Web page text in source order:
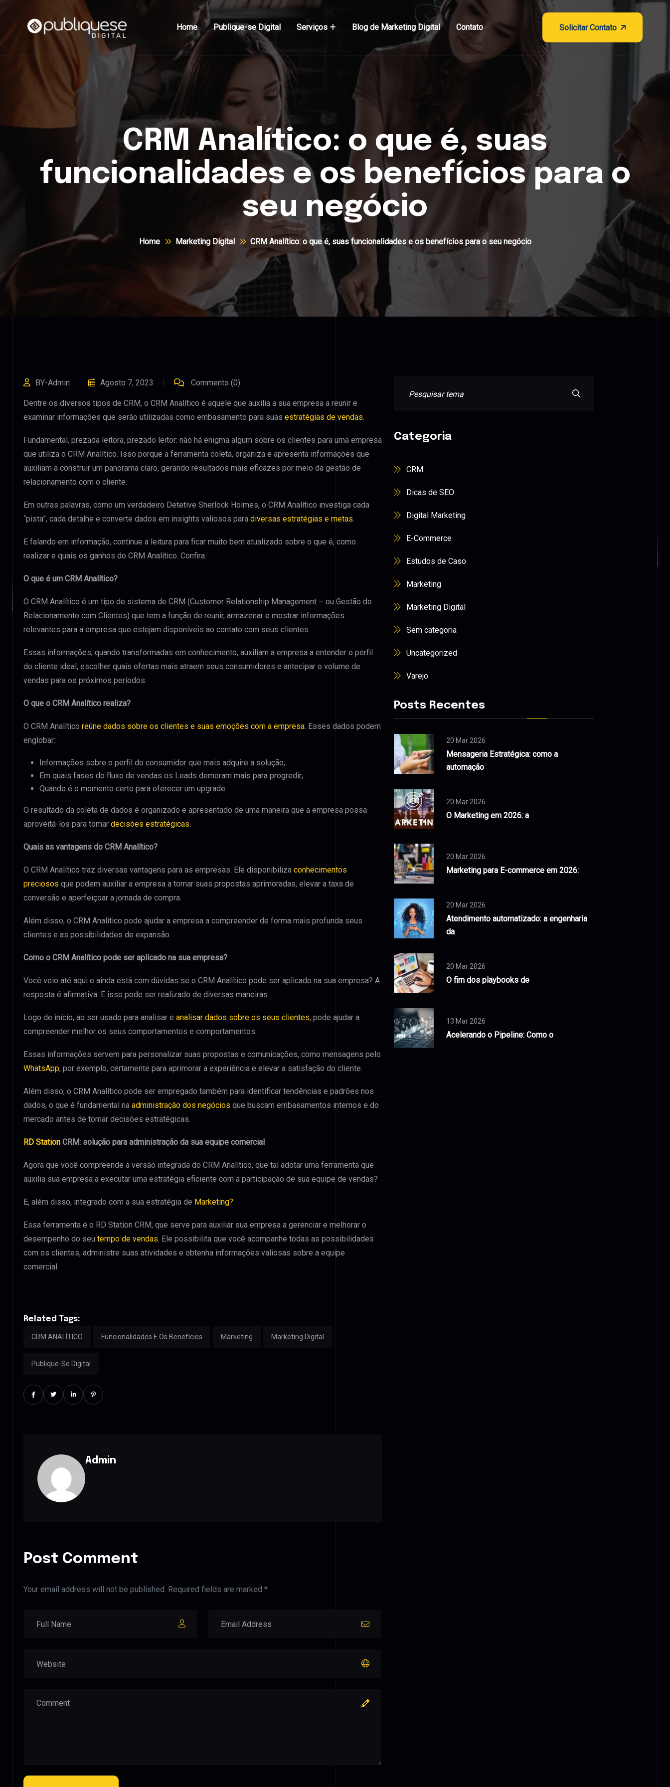
Home Publique-se Digital Serviços Blog de Marketing Digital Contato Solicitar Contato
CRM Analítico: o que é, suas
funcionalidades e os benefícios para o
seu negócio
Home Marketing Digital CRM Analítico: o que é, suas funcionalidades e os benefícios para o seu negócio
BY-Admin Agosto 7, 2023 Comments (0)
Dentre os diversos tipos de CRM, o CRM Analítico é aquele que auxilia a sua empresa a reunir e
examinar informações que serão utilizadas como embasamento para suas estratégias de vendas.
Fundamental, prezada leitora, prezado leitor: não há enigma algum sobre os clientes para uma empresa
que utiliza o CRM Analítico. Isso porque a ferramenta coleta, organiza e apresenta informações que
auxiliam a construir um panorama claro, gerando resultados mais eficazes por meio da gestão de
relacionamento com o cliente.
Em outras palavras, como um verdadeiro Detetive Sherlock Holmes, o CRM Analítico investiga cada
“pista”, cada detalhe e converte dados em insights valiosos para diversas estratégias e metas.
E falando em informação, continue a leitura para ficar muito bem atualizado sobre o que é, como
realizar e quais os ganhos do CRM Analítico. Confira.
O que é um CRM Analítico?
O CRM Analítico é um tipo de sistema de CRM (Customer Relationship Management – ​​ou Gestão do
Relacionamento com Clientes) que tem a função de reunir, armazenar e mostrar informações
relevantes para a empresa que estejam disponíveis ao contato com seus clientes.
Essas informações, quando transformadas em conhecimento, auxiliam a empresa a entender o perfil
do cliente ideal, escolher quais ofertas mais atraem seus consumidores e antecipar o volume de
vendas para os próximos períodos.
O que o CRM Analítico realiza?
O CRM Analítico reúne dados sobre os clientes e suas emoções com a empresa. Esses dados podem
englobar:
Informações sobre o perfil do consumidor que mais adquire a solução;
Em quais fases do fluxo de vendas os Leads demoram mais para progredir;
Quando é o momento certo para oferecer um upgrade.
O resultado da coleta de dados é organizado e apresentado de uma maneira que a empresa possa
aproveitá-los para tomar decisões estratégicas.
Quais as vantagens do CRM Analítico?
O CRM Analítico traz diversas vantagens para as empresas. Ele disponibiliza conhecimentos
preciosos que podem auxiliar a empresa a tornar suas propostas aprimoradas, elevar a taxa de
conversão e aperfeiçoar a jornada de compra.
Além disso, o CRM Analítico pode ajudar a empresa a compreender de forma mais profunda seus
clientes e as possibilidades de expansão.
Como o CRM Analítico pode ser aplicado na sua empresa?
Você veio até aqui e ainda está com dúvidas se o CRM Analítico pode ser aplicado na sua empresa? A
resposta é afirmativa. E isso pode ser realizado de diversas maneiras.
Logo de início, ao ser usado para analisar e analisar dados sobre os seus clientes, pode ajudar a
compreender melhor os seus comportamentos e comportamentos.
Essas informações servem para personalizar suas propostas e comunicações, como mensagens pelo
WhatsApp, por exemplo, certamente para aprimorar a experiência e elevar a satisfação do cliente.
Além disso, o CRM Analítico pode ser empregado também para identificar tendências e padrões nos
dados, o que é fundamental na administração dos negócios que buscam embasamentos internos e do
mercado antes de tomar decisões estratégicas.
RD Station CRM: solução para administração da sua equipe comercial
Agora que você compreende a versão integrada do CRM Analítico, que tal adotar uma ferramenta que
auxilia sua empresa a executar uma estratégia eficiente com a participação de sua equipe de vendas?
E, além disso, integrado com a sua estratégia de Marketing?
Essa ferramenta é o RD Station CRM, que serve para auxiliar sua empresa a gerenciar e melhorar o
desempenho do seu tempo de vendas. Ele possibilita que você acompanhe todas as possibilidades
com os clientes, administre suas atividades e obtenha informações valiosas sobre a equipe
comercial.
Related Tags:
CRM ANALÍTICO Funcionalidades E Os Benefícios Marketing Marketing Digital
Publique-Se Digital
Admin
Post Comment
Your email address will not be published. Required fields are marked *
Categoria
CRM
Dicas de SEO
Digital Marketing
E-Commerce
Estudos de Caso
Marketing
Marketing Digital
Sem categoria
Uncategorized
Varejo
Posts Recentes
20 Mar 2026
Mensageria Estratégica: como a
automação
20 Mar 2026
O Marketing em 2026: a
20 Mar 2026
Marketing para E-commerce em 2026:
20 Mar 2026
Atendimento automatizado: a engenharia
da
20 Mar 2026
O fim dos playbooks de
13 Mar 2026
Acelerando o Pipeline: Como o